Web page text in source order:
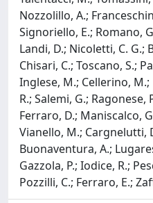
Nozzolillo, A.;
Signoriello, E.; Romano,
Landi, D.; Nicoletti, C. G.;
Chisari, C.; Toscano, S.;
Inglese, M.; Cellerino,
R.; Salemi, G.; Ragonese,
Ferraro, D.; Maniscalco,
Vianello, M.; Cargnelutti,
Buonaventura, A.;
Gazzola, P.; Iodice, R.;
Pozzilli, C.; Ferraro, E.;